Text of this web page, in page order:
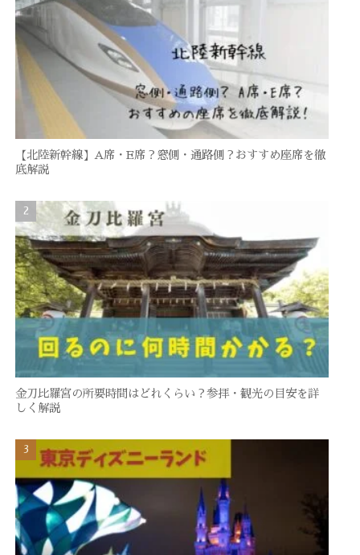
【北陸新幹線】A席・E席？窓側・通路側？おすすめ座席を徹
底解説
金刀比羅宮の所要時間はどれくらい？参拝・観光の目安を詳
しく解説